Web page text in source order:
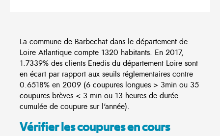
La commune de Barbechat dans le département de
Loire Atlantique compte 1320 habitants. En 2017,
1.7339% des clients Enedis du département Loire sont
en écart par rapport aux seuils réglementaires contre
0.6518% en 2009 (6 coupures longues > 3min ou 35
coupures brèves < 3 min ou 13 heures de durée
cumulée de coupure sur l'année).
Vérifier les coupures en cours